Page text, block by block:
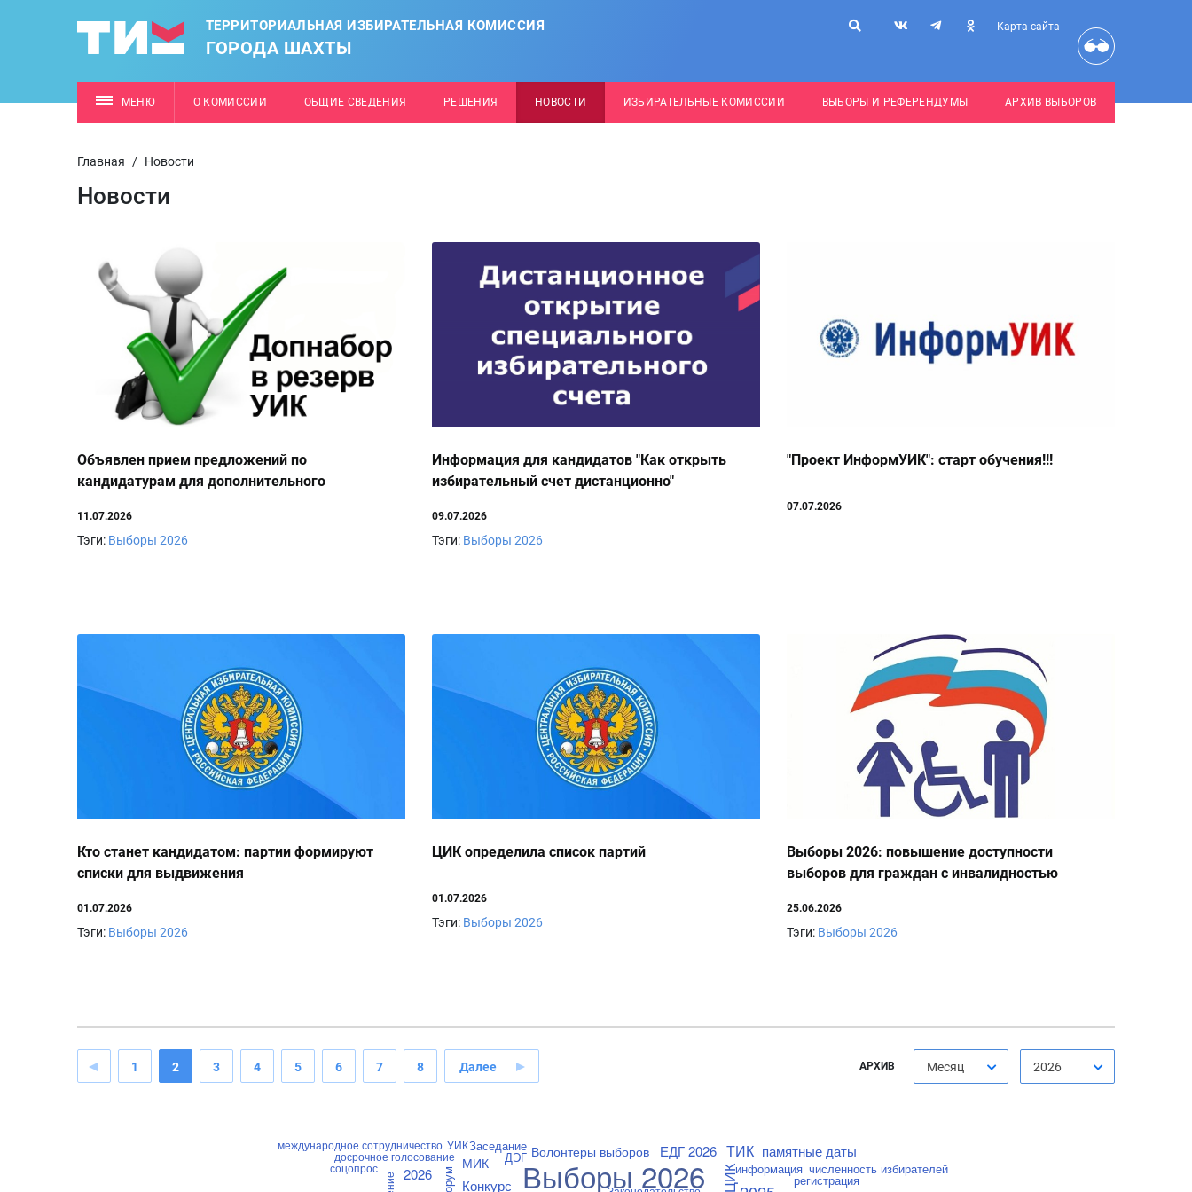
ТЕРРИТОРИАЛЬНАЯ ИЗБИРАТЕЛЬНАЯ КОМИССИЯ
ГОРОДА ШАХТЫ
Карта сайта
МЕНЮ О КОМИССИИ ОБЩИЕ СВЕДЕНИЯ РЕШЕНИЯ НОВОСТИ ИЗБИРАТЕЛЬНЫЕ КОМИССИИ ВЫБОРЫ И РЕФЕРЕНДУМЫ АРХИВ ВЫБОРОВ
Главная / Новости
Новости
Объявлен прием предложений по
кандидатурам для дополнительного
11.07.2026
Тэги: Выборы 2026
Информация для кандидатов "Как открыть
избирательный счет дистанционно"
09.07.2026
Тэги: Выборы 2026
"Проект ИнформУИК": старт обучения!!!
07.07.2026
Кто станет кандидатом: партии формируют
списки для выдвижения
01.07.2026
Тэги: Выборы 2026
ЦИК определила список партий
01.07.2026
Тэги: Выборы 2026
Выборы 2026: повышение доступности
выборов для граждан с инвалидностью
25.06.2026
Тэги: Выборы 2026
1 2 3 4 5 6 7 8 Далее АРХИВ Месяц 2026
Волонтеры выборов
Выборы 2026
ДЭГ ЕДГ 2026
Заседание
Конкурс
МИК
ТИК
УИК
Форум ЦИК
досрочное голосование
информация
международное сотрудничество памятные даты
регистрация
соцопрос численность избирателей
2026